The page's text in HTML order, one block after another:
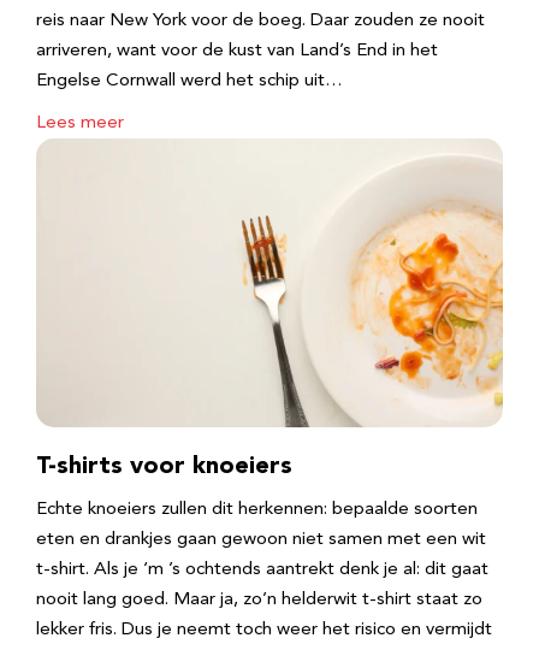
reis naar New York voor de boeg. Daar zouden ze nooit
arriveren, want voor de kust van Land’s End in het
Engelse Cornwall werd het schip uit…
Lees meer
T-shirts voor knoeiers
Echte knoeiers zullen dit herkennen: bepaalde soorten
eten en drankjes gaan gewoon niet samen met een wit
t-shirt. Als je ‘m ’s ochtends aantrekt denk je al: dit gaat
nooit lang goed. Maar ja, zo’n helderwit t-shirt staat zo
lekker fris. Dus je neemt toch weer het risico en vermijdt